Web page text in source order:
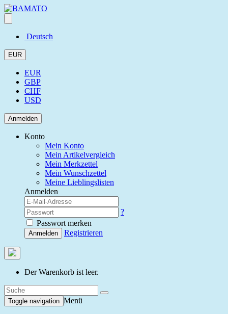
Deutsch
EUR
EUR
GBP
CHF
USD
Anmelden
Konto
Mein Konto
Mein Artikelvergleich
Mein Merkzettel
Mein Wunschzettel
Meine Lieblingslisten
Anmelden
?
Passwort merken
Anmelden Registrieren
Der Warenkorb ist leer.
Toggle navigation Menü